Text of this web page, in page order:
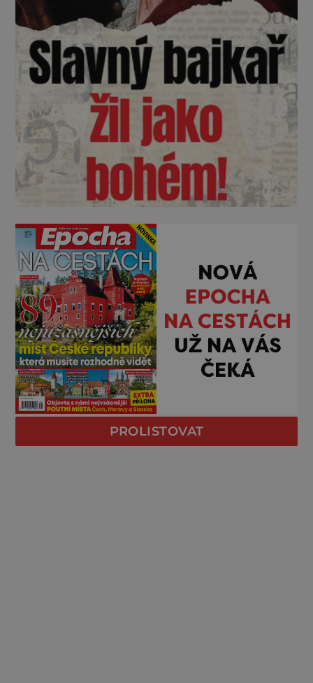
PROLISTOVAT